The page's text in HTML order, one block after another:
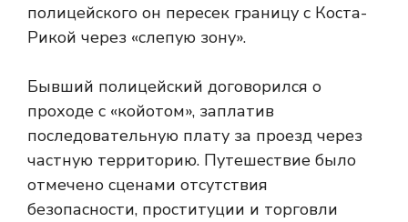
полицейского он пересек границу с Коста-
Рикой через «слепую зону».
Бывший полицейский договорился о
проходе с «койотом», заплатив
последовательную плату за проезд через
частную территорию. Путешествие было
отмечено сценами отсутствия
безопасности, проституции и торговли